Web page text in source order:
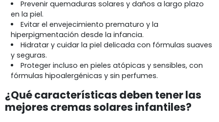
Prevenir quemaduras solares y daños a largo plazo
en la piel.
Evitar el envejecimiento prematuro y la
hiperpigmentación desde la infancia.
Hidratar y cuidar la piel delicada con fórmulas suaves
y seguras.
Proteger incluso en pieles atópicas y sensibles, con
fórmulas hipoalergénicas y sin perfumes.
¿Qué características deben tener las
mejores cremas solares infantiles?